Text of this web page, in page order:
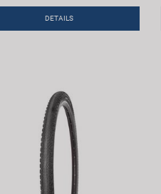
DETAILS